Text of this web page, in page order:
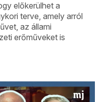
előkerülhet a
terve, amely arról
az állami
erőműveket is